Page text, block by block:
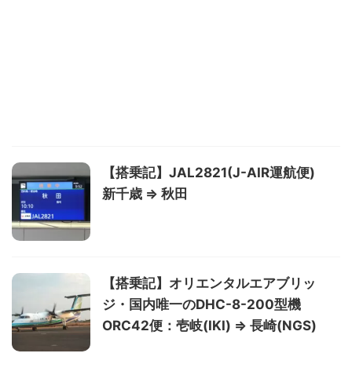
【搭乗記】JAL2821(J-AIR運航便)
新千歳 ⇒ 秋田
【搭乗記】オリエンタルエアブリッ
ジ・国内唯一のDHC-8-200型機
ORC42便：壱岐(IKI) ⇒ 長崎(NGS)